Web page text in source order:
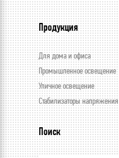
Продукция
Для дома и офиса
Промышленное освещение
Уличное освещение
Стабилизаторы напряжения
Поиск